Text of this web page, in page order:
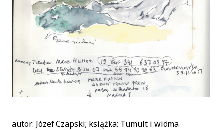
autor: Józef Czapski; książka: Tumult i widma